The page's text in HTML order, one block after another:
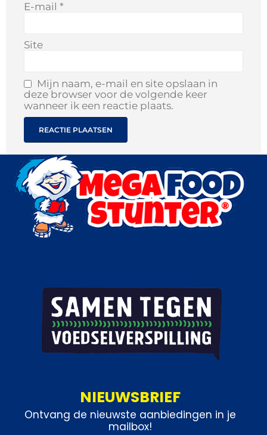
E-mail *
Site
Mijn naam, e-mail en site opslaan in
deze browser voor de volgende keer
wanneer ik een reactie plaats.
NIEUWSBRIEF
Ontvang de nieuwste aanbiedingen in je
mailbox!